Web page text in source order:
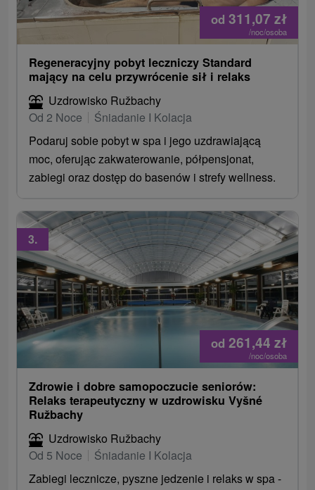
od 311,07 zł
/noc/osoba
Regeneracyjny pobyt leczniczy Standard
mający na celu przywrócenie sił i relaks
Uzdrowisko Ružbachy
Od 2 Noce
Śniadanie I Kolacja
Podaruj sobie pobyt w spa i jego uzdrawiającą
moc, oferując zakwaterowanie, półpensjonat,
zabiegi oraz dostęp do basenów i strefy wellness.
od 261,44 zł
/noc/osoba
3.
Zdrowie i dobre samopoczucie seniorów:
Relaks terapeutyczny w uzdrowisku Vyšné
Ružbachy
Uzdrowisko Ružbachy
Od 5 Noce
Śniadanie I Kolacja
Zabiegi lecznicze, pyszne jedzenie i relaks w spa -